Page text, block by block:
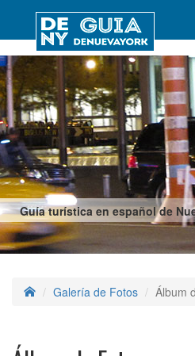
Guía turística en español de
Galería de Fotos Álbum